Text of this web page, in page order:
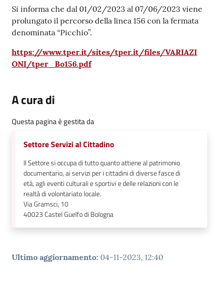
Contenuto
Si informa che dal 01/02/2023 al 07/06/2023 viene
prolungato il percorso della linea 156 con la fermata
denominata “Picchio”.
https://www.tper.it/sites/tper.it/files/VARIAZI
ONI/tper_Bo156.pdf
A cura di
Questa pagina è gestita da
Settore Servizi al Cittadino
Il Settore si occupa di tutto quanto attiene al patrimonio
documentario, ai servizi per i cittadini di diverse fasce di
età, agli eventi culturali e sportivi e delle relazioni con le
realtà di volontariato locale.
Via Gramsci, 10
40023Castel Guelfo di Bologna
Ultimo aggiornamento: 04-11-2023, 12:40